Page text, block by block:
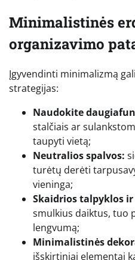
Minimalistinės
organizavimo
Įgyvendinti minimalizmą
strategijas:
Naudokite
stalčiais ar
taupyti vietą;
Neutralios spalvos:
turėtų derėti
vieninga;
Skaidrios talpyklos ir
smulkius daiktus, tuo
lengvumą;
Minimalistinės
išskirtiniai elementai